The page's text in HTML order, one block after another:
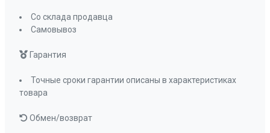
Со склада продавца
Самовывоз
Гарантия
Точные сроки гарантии описаны в характеристиках
товара
Обмен/возврат